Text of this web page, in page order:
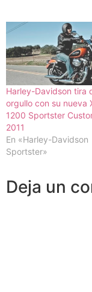
Harley-Davidson tira
orgullo con su nueva
1200 Sportster
2011
En «Harley-Davidson
Sportster»
Deja un